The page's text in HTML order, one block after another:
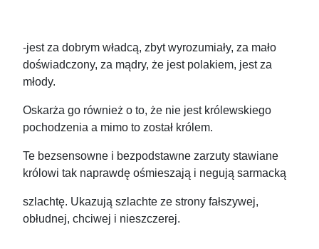
-jest za dobrym władcą, zbyt wyrozumiały, za mało
doświadczony, za mądry, że jest polakiem, jest za
młody.
Oskarża go również o to, że nie jest królewskiego
pochodzenia a mimo to został królem.
Te bezsensowne i bezpodstawne zarzuty stawiane
królowi tak naprawdę ośmieszają i negują sarmacką
szlachtę. Ukazują szlachte ze strony fałszywej,
obłudnej, chciwej i nieszczerej.